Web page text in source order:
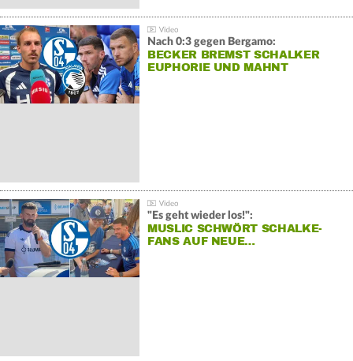
Nach 0:3 gegen Bergamo:
BECKER BREMST SCHALKER
EUPHORIE UND MAHNT
"Es geht wieder los!":
MUSLIC SCHWÖRT SCHALKE-
FANS AUF NEUE…